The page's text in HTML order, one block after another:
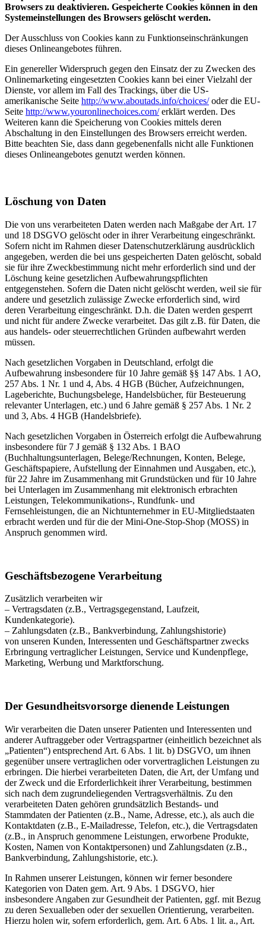
Browsers zu deaktivieren. Gespeicherte Cookies können in den
Systemeinstellungen des Browsers gelöscht werden.
Der Ausschluss von Cookies kann zu Funktionseinschränkungen
dieses Onlineangebotes führen.
Ein genereller Widerspruch gegen den Einsatz der zu Zwecken des
Onlinemarketing eingesetzten Cookies kann bei einer Vielzahl der
Dienste, vor allem im Fall des Trackings, über die US-
amerikanische Seite http://www.aboutads.info/choices/oder die EU-
Seite http://www.youronlinechoices.com/erklärt werden. Des
Weiteren kann die Speicherung von Cookies mittels deren
Abschaltung in den Einstellungen des Browsers erreicht werden.
Bitte beachten Sie, dass dann gegebenenfalls nicht alle Funktionen
dieses Onlineangebotes genutzt werden können.
Löschung von Daten
Die von uns verarbeiteten Daten werden nach Maßgabe der Art. 17
und 18 DSGVO gelöscht oder in ihrer Verarbeitung eingeschränkt.
Sofern nicht im Rahmen dieser Datenschutzerklärung ausdrücklich
angegeben, werden die bei uns gespeicherten Daten gelöscht, sobald
sie für ihre Zweckbestimmung nicht mehr erforderlich sind und der
Löschung keine gesetzlichen Aufbewahrungspflichten
entgegenstehen. Sofern die Daten nicht gelöscht werden, weil sie für
andere und gesetzlich zulässige Zwecke erforderlich sind, wird
deren Verarbeitung eingeschränkt. D.h. die Daten werden gesperrt
und nicht für andere Zwecke verarbeitet. Das gilt z.B. für Daten, die
aus handels- oder steuerrechtlichen Gründen aufbewahrt werden
müssen.
Nach gesetzlichen Vorgaben in Deutschland, erfolgt die
Aufbewahrung insbesondere für 10 Jahre gemäß §§ 147 Abs. 1 AO,
257 Abs. 1 Nr. 1 und 4, Abs. 4 HGB (Bücher, Aufzeichnungen,
Lageberichte, Buchungsbelege, Handelsbücher, für Besteuerung
relevanter Unterlagen, etc.) und 6 Jahre gemäß § 257 Abs. 1 Nr. 2
und 3, Abs. 4 HGB (Handelsbriefe).
Nach gesetzlichen Vorgaben in Österreich erfolgt die Aufbewahrung
insbesondere für 7 J gemäß § 132 Abs. 1 BAO
(Buchhaltungsunterlagen, Belege/Rechnungen, Konten, Belege,
Geschäftspapiere, Aufstellung der Einnahmen und Ausgaben, etc.),
für 22 Jahre im Zusammenhang mit Grundstücken und für 10 Jahre
bei Unterlagen im Zusammenhang mit elektronisch erbrachten
Leistungen, Telekommunikations-, Rundfunk- und
Fernsehleistungen, die an Nichtunternehmer in EU-Mitgliedstaaten
erbracht werden und für die der Mini-One-Stop-Shop (MOSS) in
Anspruch genommen wird.
Geschäftsbezogene Verarbeitung
Zusätzlich verarbeiten wir
– Vertragsdaten (z.B., Vertragsgegenstand, Laufzeit,
Kundenkategorie).
– Zahlungsdaten (z.B., Bankverbindung, Zahlungshistorie)
von unseren Kunden, Interessenten und Geschäftspartner zwecks
Erbringung vertraglicher Leistungen, Service und Kundenpflege,
Marketing, Werbung und Marktforschung.
Der Gesundheitsvorsorge dienende Leistungen
Wir verarbeiten die Daten unserer Patienten und Interessenten und
anderer Auftraggeber oder Vertragspartner (einheitlich bezeichnet als
„Patienten“) entsprechend Art. 6 Abs. 1 lit. b) DSGVO, um ihnen
gegenüber unsere vertraglichen oder vorvertraglichen Leistungen zu
erbringen. Die hierbei verarbeiteten Daten, die Art, der Umfang und
der Zweck und die Erforderlichkeit ihrer Verarbeitung, bestimmen
sich nach dem zugrundeliegenden Vertragsverhältnis. Zu den
verarbeiteten Daten gehören grundsätzlich Bestands- und
Stammdaten der Patienten (z.B., Name, Adresse, etc.), als auch die
Kontaktdaten (z.B., E-Mailadresse, Telefon, etc.), die Vertragsdaten
(z.B., in Anspruch genommene Leistungen, erworbene Produkte,
Kosten, Namen von Kontaktpersonen) und Zahlungsdaten (z.B.,
Bankverbindung, Zahlungshistorie, etc.).
In Rahmen unserer Leistungen, können wir ferner besondere
Kategorien von Daten gem. Art. 9 Abs. 1 DSGVO, hier
insbesondere Angaben zur Gesundheit der Patienten, ggf. mit Bezug
zu deren Sexualleben oder der sexuellen Orientierung, verarbeiten.
Hierzu holen wir, sofern erforderlich, gem. Art. 6 Abs. 1 lit. a., Art.